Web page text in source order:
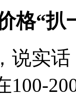
格“扒
说实
100-